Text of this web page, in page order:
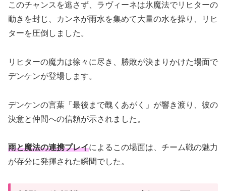
このチャンスを逃さず、ラヴィーネは氷魔法でリヒターの
動きを封じ、カンネが雨水を集めて大量の水を操り、リヒ
ターを圧倒しました。
リヒターの魔力は徐々に尽き、勝敗が決まりかけた場面で
デンケンが登場します。
デンケンの言葉「最後まで醜くあがく」が響き渡り、彼の
決意と仲間への信頼が示されました。
雨と魔法の連携プレイによるこの場面は、チーム戦の魅力
が存分に発揮された瞬間でした。